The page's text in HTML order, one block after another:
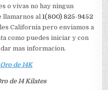
o vivas no hay ningun
llamarnos al 1(800) 825-9452
California pero enviamos a
como puedes iniciar y con
mas informacion.
de 14K
de 14 Kilates